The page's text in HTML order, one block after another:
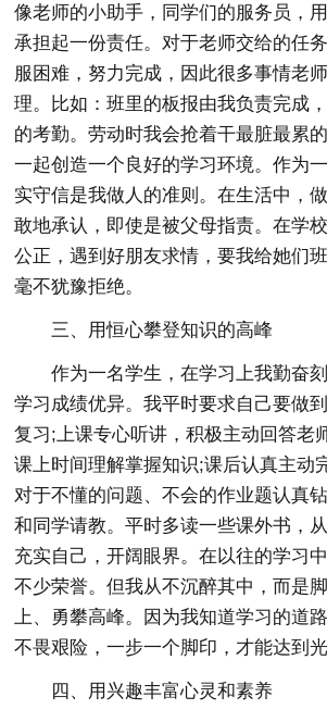
像老师的小助手，同学们的服务员，
承担起一份责任。对于老师交给的任
服困难，努力完成，因此很多事情老
理。比如：班里的板报由我负责完成
的考勤。劳动时我会抢着干最脏最累
一起创造一个良好的学习环境。作为
实守信是我做人的准则。在生活中，
敢地承认，即使是被父母指责。在学
公正，遇到好朋友求情，要我给她们
毫不犹豫拒绝。
三、用恒心攀登知识的高峰
作为一名学生，在学习上我勤奋
学习成绩优异。我平时要求自己要做
复习;上课专心听讲，积极主动回答老
课上时间理解掌握知识;课后认真主动
对于不懂的问题、不会的作业题认真
和同学请教。平时多读一些课外书，
充实自己，开阔眼界。在以往的学习
不少荣誉。但我从不沉醉其中，而是
上、勇攀高峰。因为我知道学习的道
不畏艰险，一步一个脚印，才能达到光
四、用兴趣丰富心灵和素养